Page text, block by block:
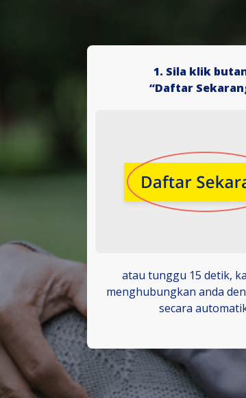
1. Sila klik
“Daftar
atau tunggu 15 detik,
menghubungkan anda
secara